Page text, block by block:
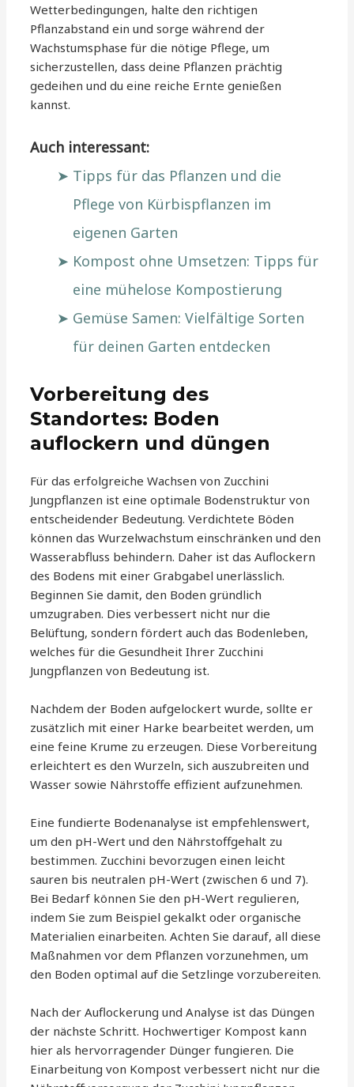
Wetterbedingungen, halte den richtigen
Pflanzabstand ein und sorge während der
Wachstumsphase für die nötige Pflege, um
sicherzustellen, dass deine Pflanzen prächtig
gedeihen und du eine reiche Ernte genießen
kannst.
Auch interessant:
Tipps für das Pflanzen und die
Pflege von Kürbispflanzen im
eigenen Garten
Kompost ohne Umsetzen: Tipps für
eine mühelose Kompostierung
Gemüse Samen: Vielfältige Sorten
für deinen Garten entdecken
Vorbereitung des
Standortes: Boden
auflockern und düngen
Für das erfolgreiche Wachsen von Zucchini
Jungpflanzen ist eine optimale Bodenstruktur von
entscheidender Bedeutung. Verdichtete Böden
können das Wurzelwachstum einschränken und den
Wasserabfluss behindern. Daher ist das Auflockern
des Bodens mit einer Grabgabel unerlässlich.
Beginnen Sie damit, den Boden gründlich
umzugraben. Dies verbessert nicht nur die
Belüftung, sondern fördert auch das Bodenleben,
welches für die Gesundheit Ihrer Zucchini
Jungpflanzen von Bedeutung ist.
Nachdem der Boden aufgelockert wurde, sollte er
zusätzlich mit einer Harke bearbeitet werden, um
eine feine Krume zu erzeugen. Diese Vorbereitung
erleichtert es den Wurzeln, sich auszubreiten und
Wasser sowie Nährstoffe effizient aufzunehmen.
Eine fundierte Bodenanalyse ist empfehlenswert,
um den pH-Wert und den Nährstoffgehalt zu
bestimmen. Zucchini bevorzugen einen leicht
sauren bis neutralen pH-Wert (zwischen 6 und 7).
Bei Bedarf können Sie den pH-Wert regulieren,
indem Sie zum Beispiel gekalkt oder organische
Materialien einarbeiten. Achten Sie darauf, all diese
Maßnahmen vor dem Pflanzen vorzunehmen, um
den Boden optimal auf die Setzlinge vorzubereiten.
Nach der Auflockerung und Analyse ist das Düngen
der nächste Schritt. Hochwertiger Kompost kann
hier als hervorragender Dünger fungieren. Die
Einarbeitung von Kompost verbessert nicht nur die